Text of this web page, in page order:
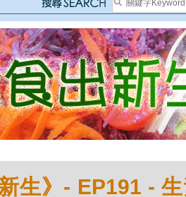
生》- EP191 -